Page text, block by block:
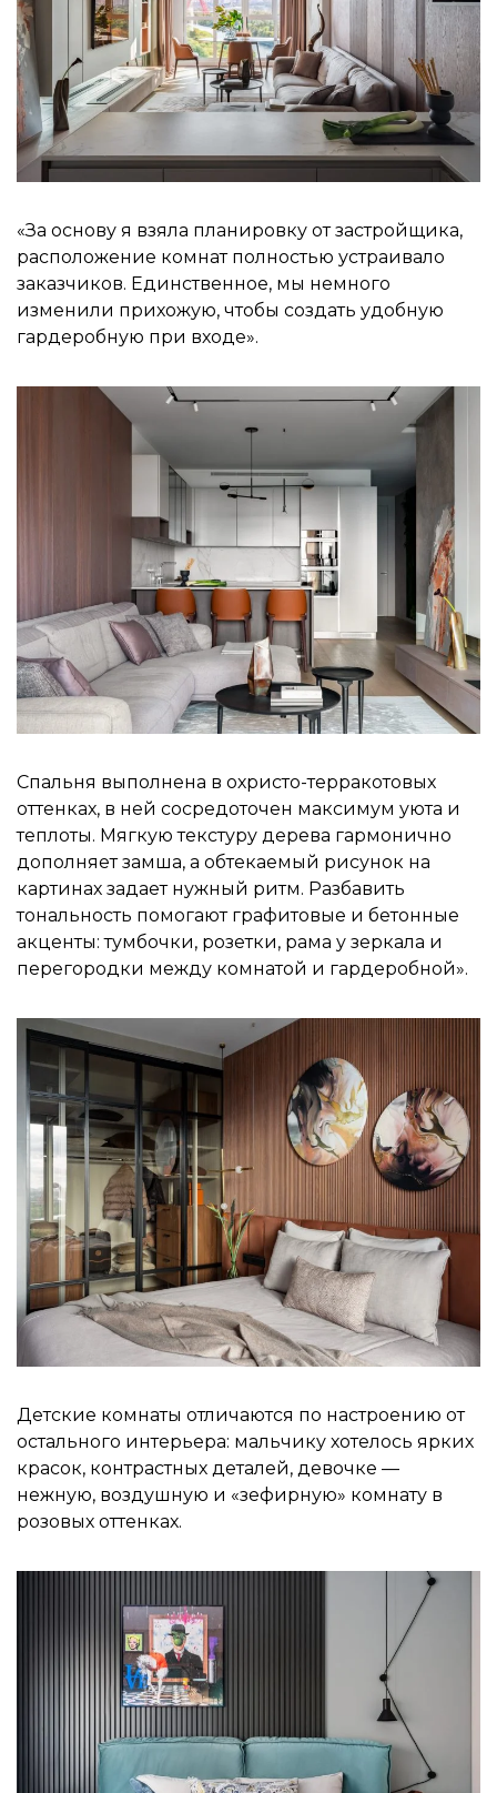
«За основу я взяла планировку от застройщика,
расположение комнат полностью устраивало
заказчиков. Единственное, мы немного
изменили прихожую, чтобы создать удобную
гардеробную при входе».
Спальня выполнена в охристо-терракотовых
оттенках, в ней сосредоточен максимум уюта и
теплоты. Мягкую текстуру дерева гармонично
дополняет замша, а обтекаемый рисунок на
картинах задает нужный ритм. Разбавить
тональность помогают графитовые и бетонные
акценты: тумбочки, розетки, рама у зеркала и
перегородки между комнатой и гардеробной».
Детские комнаты отличаются по настроению от
остального интерьера: мальчику хотелось ярких
красок, контрастных деталей, девочке —
нежную, воздушную и «зефирную» комнату в
розовых оттенках.